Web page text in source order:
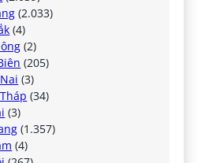
(2.033)
(4)
(2)
(205)
(3)
(34)
(3)
(1.357)
(4)